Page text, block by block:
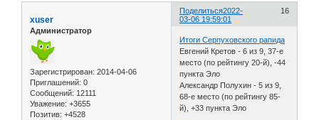
Поделиться 16
2022-
03-06 19:59:01
xuser
Администратор
Зарегистрирован: 2014-04-06
Приглашений: 0
Сообщений: 12111
Уважение: +3655
Позитив: +4528
Итоги Серпуховского рапида
Евгений Кретов - 6 из 9, 37-е
место (по рейтингу 20-й), -44
пункта Эло
Александр Полухин - 5 из 9,
68-е место (по рейтингу 85-
й), +33 пункта Эло